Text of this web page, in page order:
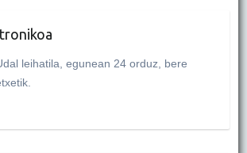
leihatila, egunean 24 orduz, bere